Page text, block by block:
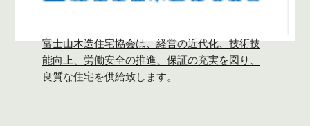
富士山木造住宅協会は、経営の近代化、技術技
能向上、労働安全の推進、保証の充実を図り、
良質な住宅を供給致します。